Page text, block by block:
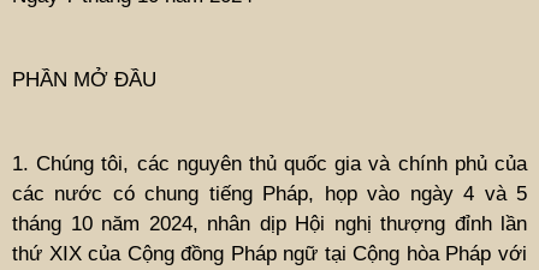
PHẦN MỞ ĐẦU
1. Chúng tôi, các nguyên thủ quốc gia và chính phủ của
các nước có chung tiếng Pháp, họp vào ngày 4 và 5
tháng 10 năm 2024, nhân dịp Hội nghị thượng đỉnh lần
thứ XIX của Cộng đồng Pháp ngữ tại Cộng hòa Pháp với